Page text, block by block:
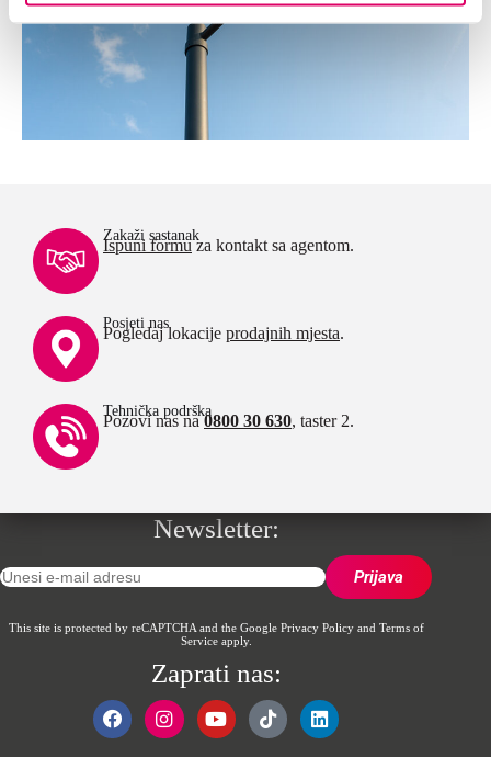
Zakaži sastanak
Ispuni formuza kontakt sa agentom.
Posjeti nas
Pogledaj lokacije prodajnih mjesta.
Tehnička podrška
Pozovi nas na0800 30 630, taster 2.
Newsletter:
This site is protected by reCAPTCHA and the Google Privacy Policyand Terms of
Serviceapply.
Zaprati nas: